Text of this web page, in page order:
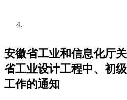
安徽省工业和信息化厅
省工业设计工程中、初
工作的通知